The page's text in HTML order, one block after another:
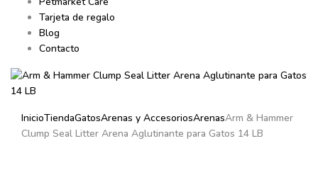
Tarjeta de regalo
Blog
Contacto
InicioTiendaGatosArenas y AccesoriosArenasArm & Hammer
Clump Seal Litter Arena Aglutinante para Gatos 14 LB